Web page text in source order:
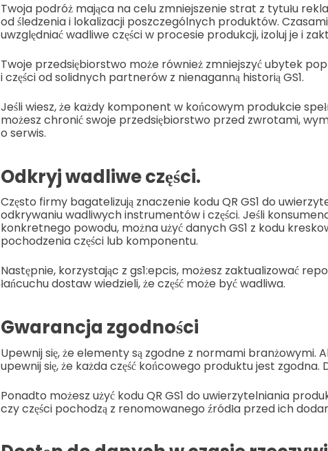
Twoja podróż mająca na celu zmniejszenie strat z tytułu
od śledzenia i lokalizacji poszczególnych produktów.
uwzględniać wadliwe części w procesie produkcji, izoluj je i
Twoje przedsiębiorstwo może również zmniejszyć ubytek
i części od solidnych partnerów z nienaganną historią GS1.
Jeśli wiesz, że każdy komponent w końcowym produkcie
możesz chronić swoje przedsiębiorstwo przed zwrotami,
o serwis.
Odkryj wadliwe części.
Często firmy bagatelizują znaczenie kodu QR GS1 do
odkrywaniu wadliwych instrumentów i części. Jeśli
konkretnego powodu, można użyć danych GS1 z kodu
pochodzenia części lub komponentu.
Następnie, korzystając z gs1:epcis, możesz zaktualizować
łańcuchu dostaw wiedzieli, że część może być wadliwa.
Gwarancja zgodności
Upewnij się, że elementy są zgodne z normami branżowymi.
upewnij się, że każda część końcowego produktu jest zgodna.
Ponadto możesz użyć kodu QR GS1 do uwierzytelniania
czy części pochodzą z renomowanego źródła przed ich